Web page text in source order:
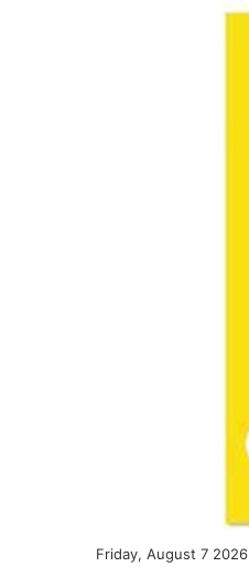
Friday, August 7 2026